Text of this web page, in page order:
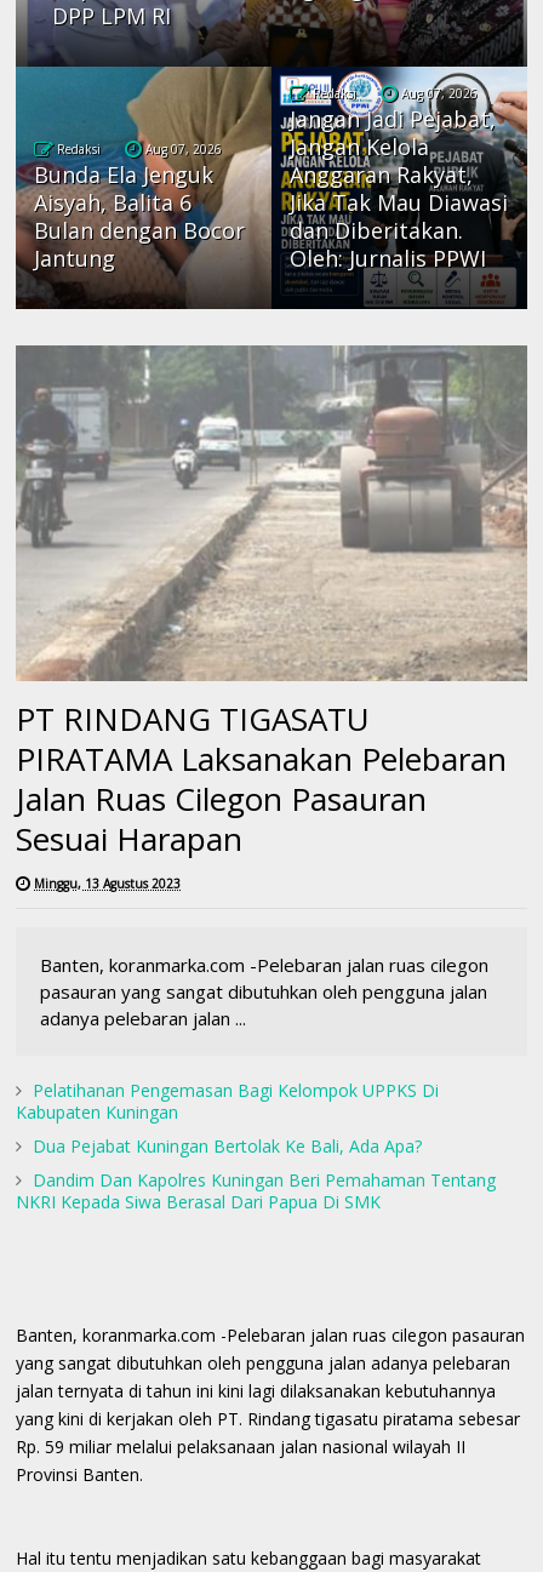
DPP LPM RI
Redaksi Aug 07, 2026
Bunda Ela Jenguk
Aisyah, Balita 6
Bulan dengan Bocor
Jantung
Redaksi Aug 07, 2026
Jangan Jadi Pejabat,
Jangan Kelola
Anggaran Rakyat,
Jika Tak Mau Diawasi
dan Diberitakan.
Oleh: Jurnalis PPWI
PT RINDANG TIGASATU
PIRATAMA Laksanakan Pelebaran
Jalan Ruas Cilegon Pasauran
Sesuai Harapan
Minggu, 13 Agustus 2023
Banten, koranmarka.com -Pelebaran jalan ruas cilegon
pasauran yang sangat dibutuhkan oleh pengguna jalan
adanya pelebaran jalan ...
Pelatihanan Pengemasan Bagi Kelompok UPPKS Di
Kabupaten Kuningan
Dua Pejabat Kuningan Bertolak Ke Bali, Ada Apa?
Dandim Dan Kapolres Kuningan Beri Pemahaman Tentang
NKRI Kepada Siwa Berasal Dari Papua Di SMK
Banten, koranmarka.com -Pelebaran jalan ruas cilegon pasauran
yang sangat dibutuhkan oleh pengguna jalan adanya pelebaran
jalan ternyata di tahun ini kini lagi dilaksanakan kebutuhannya
yang kini di kerjakan oleh PT. Rindang tigasatu piratama sebesar
Rp. 59 miliar melalui pelaksanaan jalan nasional wilayah II
Provinsi Banten.
Hal itu tentu menjadikan satu kebanggaan bagi masyarakat